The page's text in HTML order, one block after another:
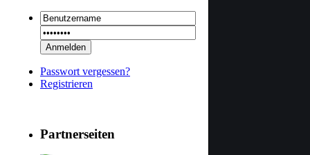
(29.7.26 - 20:58 Uhr)
29 RSoft v2025
Autor : Prepress2
Thread : 29 RSoft v2025
(17.7.26 - 13:32 Uhr)
Thread : 09 PSDEdit v4.1
Passwort vergessen?
Registrieren
Partnerseiten